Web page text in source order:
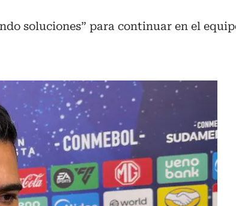
soluciones” para continuar en el